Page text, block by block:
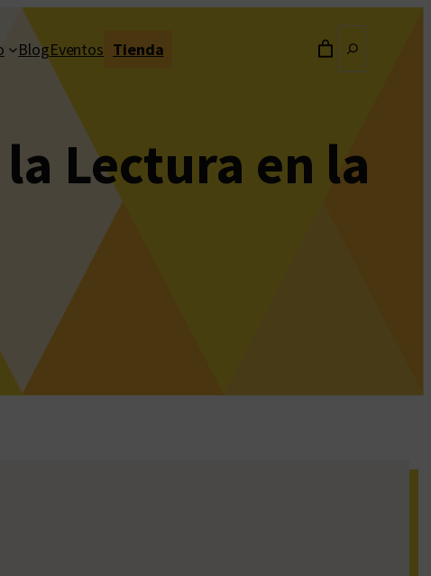
BlogEventos Tienda
Lectura en la